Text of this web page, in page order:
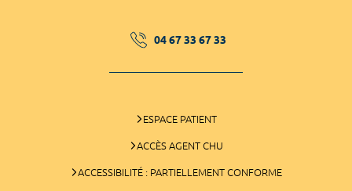
04 67 33 67 33
ESPACE PATIENT
ACCÈS AGENT CHU
ACCESSIBILITÉ : PARTIELLEMENT CONFORME